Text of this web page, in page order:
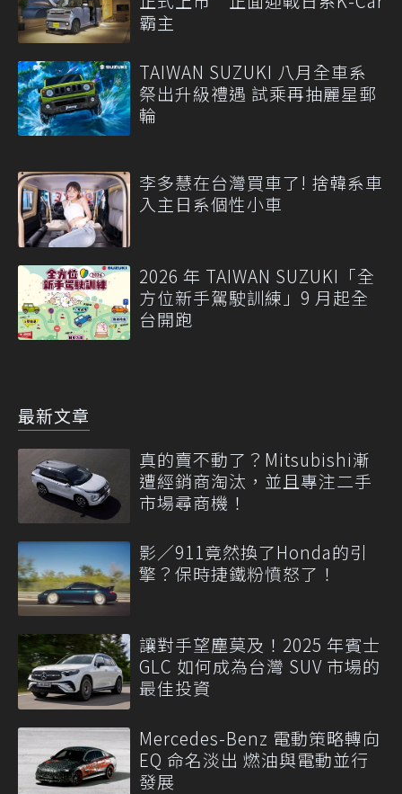
霸主
TAIWAN SUZUKI 八月全車系
祭出升級禮遇 試乘再抽麗星郵
輪
李多慧在台灣買車了! 捨韓系車
入主日系個性小車
2026 年 TAIWAN SUZUKI「全
方位新手駕駛訓練」9 月起全
台開跑
最新文章
真的賣不動了？Mitsubishi漸
遭經銷商淘汰，並且專注二手
市場尋商機！
影／911竟然換了Honda的引
擎？保時捷鐵粉憤怒了！
讓對手望塵莫及！2025 年賓士
GLC 如何成為台灣 SUV 市場的
最佳投資
Mercedes-Benz 電動策略轉向
EQ 命名淡出 燃油與電動並行
發展